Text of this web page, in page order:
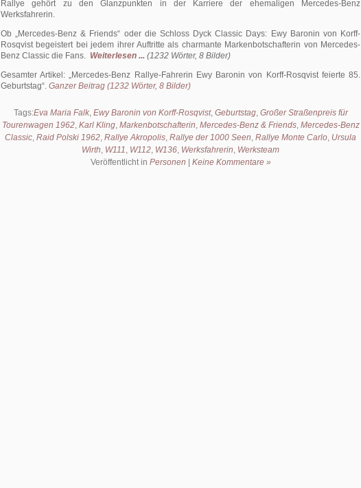
Rallye gehört zu den Glanzpunkten in der Karriere der ehemaligen Mercedes-Benz
Werksfahrerin.
Ob „Mercedes-Benz & Friends“ oder die Schloss Dyck Classic Days: Ewy Baronin von Korff-
Rosqvist begeistert bei jedem ihrer Auftritte als charmante Markenbotschafterin von Mercedes-
Benz Classic die Fans. Weiterlesen ... (1232 Wörter, 8 Bilder)
Gesamter Artikel: Mercedes-Benz Rallye-Fahrerin Ewy Baronin von Korff-Rosqvist feierte 85.
Geburtstag . Ganzer Beitrag (1232 Wörter, 8 Bilder)
Tags:Eva Maria Falk, Ewy Baronin von Korff-Rosqvist, Geburtstag, Großer Straßenpreis für
Tourenwagen 1962, Karl Kling, Markenbotschafterin, Mercedes-Benz & Friends, Mercedes-Benz
Classic, Raid Polski 1962, Rallye Akropolis, Rallye der 1000 Seen, Rallye Monte Carlo, Ursula
Wirth, W111, W112, W136, Werksfahrerin, Werksteam
Veröffentlicht in Personen Keine Kommentare »